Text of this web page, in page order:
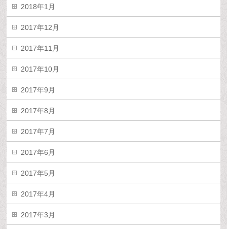
2018年1月
2017年12月
2017年11月
2017年10月
2017年9月
2017年8月
2017年7月
2017年6月
2017年5月
2017年4月
2017年3月